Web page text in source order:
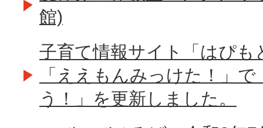
館)
子育て情報サイト「はぴも
「ええもんみっけた！」
う！」を更新しました。